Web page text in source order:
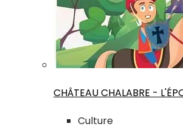
CHÂTEAU CHALABRE -
Culture